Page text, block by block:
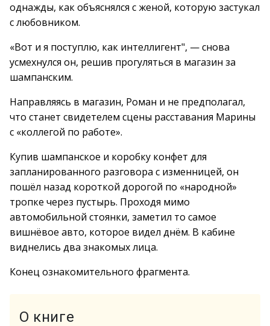
однажды, как объяснялся с женой, которую застукал
с любовником.
«Вот и я поступлю, как интеллигент", — снова
усмехнулся он, решив прогуляться в магазин за
шампанским.
Направляясь в магазин, Роман и не предполагал,
что станет свидетелем сцены расставания Марины
с «коллегой по работе».
Купив шампанское и коробку конфет для
запланированного разговора с изменницей, он
пошёл назад короткой дорогой по «народной»
тропке через пустырь. Проходя мимо
автомобильной стоянки, заметил то самое
вишнёвое авто, которое видел днём. В кабине
виднелись два знакомых лица.
Конец ознакомительного фрагмента.
О книге